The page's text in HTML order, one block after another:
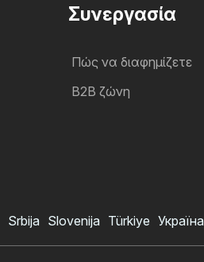
Συνεργασία
Πώς να διαφημίζετε
B2B ζώνη
Srbija Slovenija Türkiye Україна